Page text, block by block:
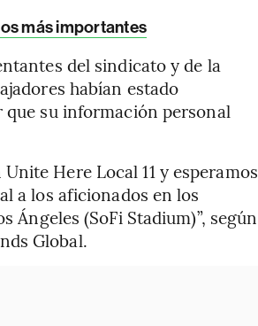
más importantes
del sindicato y de la
habían estado
su información personal
Here Local 11 y esperamos
a los aficionados en los
Ángeles (SoFi Stadium)”, según
Global.